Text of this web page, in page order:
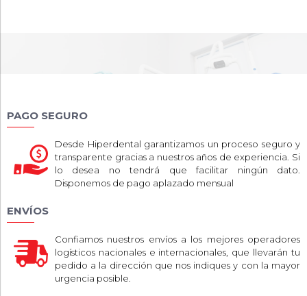
PAGO SEGURO
Desde Hiperdental garantizamos un proceso seguro y
transparente gracias a nuestros años de experiencia. Si
lo desea no tendrá que facilitar ningún dato.
Disponemos de pago aplazado mensual
ENVÍOS
Confiamos nuestros envíos a los mejores operadores
logísticos nacionales e internacionales, que llevarán tu
pedido a la dirección que nos indiques y con la mayor
urgencia posible.